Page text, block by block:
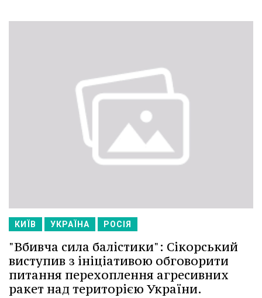
КИЇВ УКРАЇНА РОСІЯ
"Вбивча сила балістики": Сікорський
виступив з ініціативою обговорити
питання перехоплення агресивних
ракет над територією України.